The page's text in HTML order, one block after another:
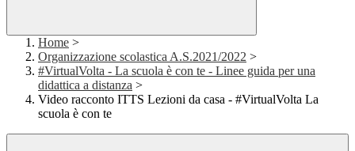
Home >
Organizzazione scolastica A.S.2021/2022 >
#VirtualVolta - La scuola è con te - Linee guida per una
didattica a distanza >
Video racconto ITTS Lezioni da casa - #VirtualVolta La
scuola è con te